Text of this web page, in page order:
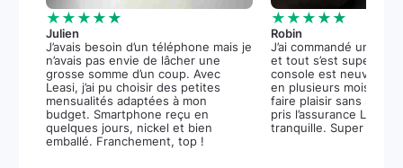
★★★★★
Julien
J’avais besoin d’un téléphone mais je
n’avais pas envie de lâcher une
grosse somme d’un coup. Avec
Leasi, j’ai pu choisir des petites
mensualités adaptées à mon
budget. Smartphone reçu en
quelques jours, nickel et bien
emballé. Franchement, top !
★★★★★
Robin
J’ai commandé une
et tout s’est super
console est neuve, et
en plusieurs mois m’a
faire plaisir sans stress.
pris l’assurance
tranquille. Super